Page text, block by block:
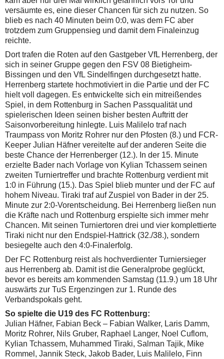
versäumte es, eine dieser Chancen für sich zu nutzen. So
blieb es nach 40 Minuten beim 0:0, was dem FC aber
trotzdem zum Gruppensieg und damit dem Finaleinzug
reichte.
Dort trafen die Roten auf den Gastgeber VfL Herrenberg, der
sich in seiner Gruppe gegen den FSV 08 Bietigheim-
Bissingen und den VfL Sindelfingen durchgesetzt hatte.
Herrenberg startete hochmotiviert in die Partie und der FC
hielt voll dagegen. Es entwickelte sich ein mitreißendes
Spiel, in dem Rottenburg in Sachen Passqualität und
spielerischen Ideen seinen bisher besten Auftritt der
Saisonvorbereitung hinlegte. Luis Malilelo traf nach
Traumpass von Moritz Rohrer nur den Pfosten (8.) und FCR-
Keeper Julian Häfner vereitelte auf der anderen Seite die
beste Chance der Herrenberger (12.). In der 15. Minute
erzielte Bader nach Vorlage von Kylian Tchassem seinen
zweiten Turniertreffer und brachte Rottenburg verdient mit
1:0 in Führung (15.). Das Spiel blieb munter und der FC auf
hohem Niveau. Tiraki traf auf Zuspiel von Bader in der 25.
Minute zur 2:0-Vorentscheidung. Bei Herrenberg ließen nun
die Kräfte nach und Rottenburg erspielte sich immer mehr
Chancen. Mit seinen Turniertoren drei und vier komplettierte
Tiraki nicht nur den Endspiel-Hattrick (32./38.), sondern
besiegelte auch den 4:0-Finalerfolg.
Der FC Rottenburg reist als hochverdienter Turniersieger
aus Herrenberg ab. Damit ist die Generalprobe geglückt,
bevor es bereits am kommenden Samstag (11.9.) um 18 Uhr
auswärts zur TuS Ergenzingen zur 1. Runde des
Verbandspokals geht.
So spielte die U19 des FC Rottenburg:
Julian Häfner, Fabian Beck – Fabian Walker, Laris Damm,
Moritz Rohrer, Nils Gruber, Raphael Langer, Noel Cuflom,
Kylian Tchassem, Muhammed Tiraki, Salman Tajik, Mike
Rommel, Jannik Steck, Jakob Bader, Luis Malilelo, Finn